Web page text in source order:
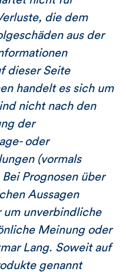
die dem
aus der
dieser Seite
handelt es sich um
nicht nach den
der
oder
(vormals
Prognosen über
Aussagen
um unverbindliche
Meinung oder
Lang. Soweit auf
genannt